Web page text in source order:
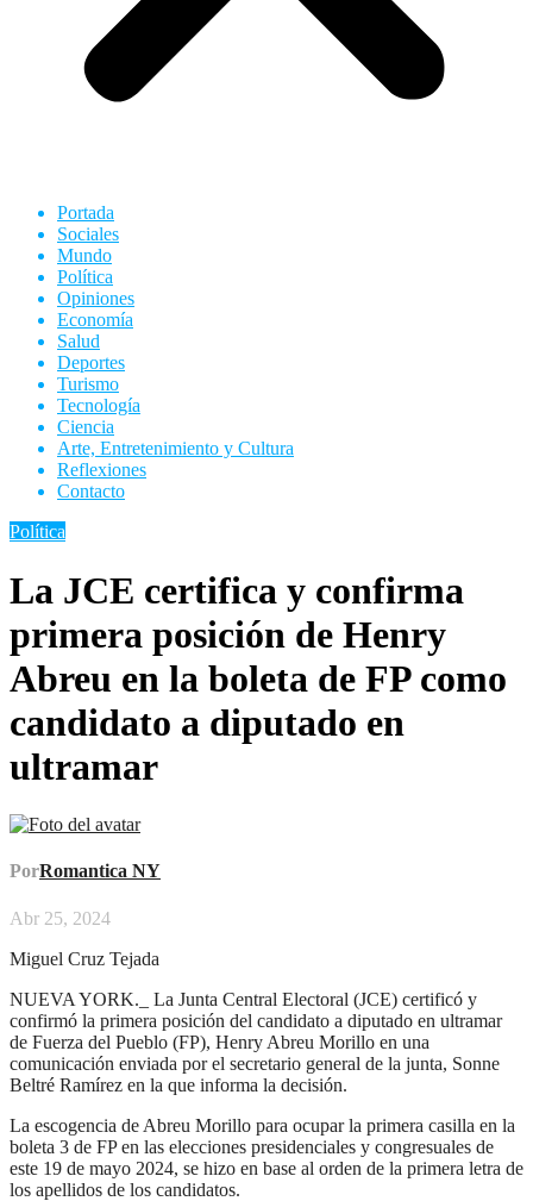
Portada
Sociales
Mundo
Política
Opiniones
Economía
Salud
Deportes
Turismo
Tecnología
Ciencia
Arte, Entretenimiento y Cultura
Reflexiones
Contacto
Política
La JCE certifica y confirma
primera posición de Henry
Abreu en la boleta de FP como
candidato a diputado en
ultramar
PorRomantica NY
Abr 25, 2024
Miguel Cruz Tejada
NUEVA YORK._ La Junta Central Electoral (JCE) certificó y
confirmó la primera posición del candidato a diputado en ultramar
de Fuerza del Pueblo (FP), Henry Abreu Morillo en una
comunicación enviada por el secretario general de la junta, Sonne
Beltré Ramírez en la que informa la decisión.
La escogencia de Abreu Morillo para ocupar la primera casilla en la
boleta 3 de FP en las elecciones presidenciales y congresuales de
este 19 de mayo 2024, se hizo en base al orden de la primera letra de
los apellidos de los candidatos.